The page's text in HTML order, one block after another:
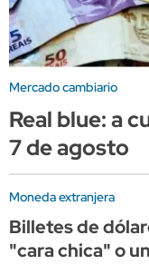
Mercado cambiario
Real blue: a
7 de agosto
Moneda extranjera
Billetes de
"cara chica" o